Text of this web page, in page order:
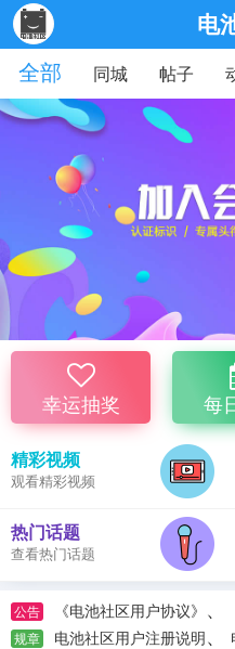
电
全部
同城 帖子
幸运抽奖 每
精彩视频
观看精彩视频
热门话题
查看热门话题
公告 《电池社区用户协议》 、
规章 电池社区用户注册说明、